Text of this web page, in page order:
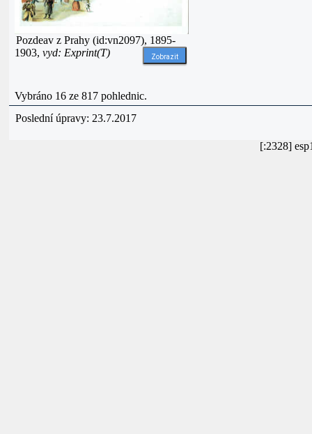
Pozdeav z Prahy (id:vn2097), 1895-
1903, vyd: Exprint(T) Zobrazit
Vybráno 16 ze 817 pohlednic.
Poslední úpravy: 23.7.2017
[:2328]